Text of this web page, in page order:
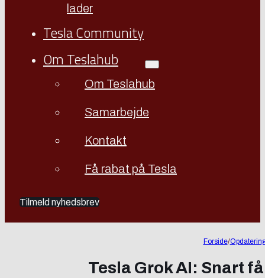
lader
Tesla Community
Om Teslahub
Om Teslahub
Samarbejde
Kontakt
Få rabat på Tesla
Tilmeld nyhedsbrev
Forside/
Tesla Grok AI: Snart